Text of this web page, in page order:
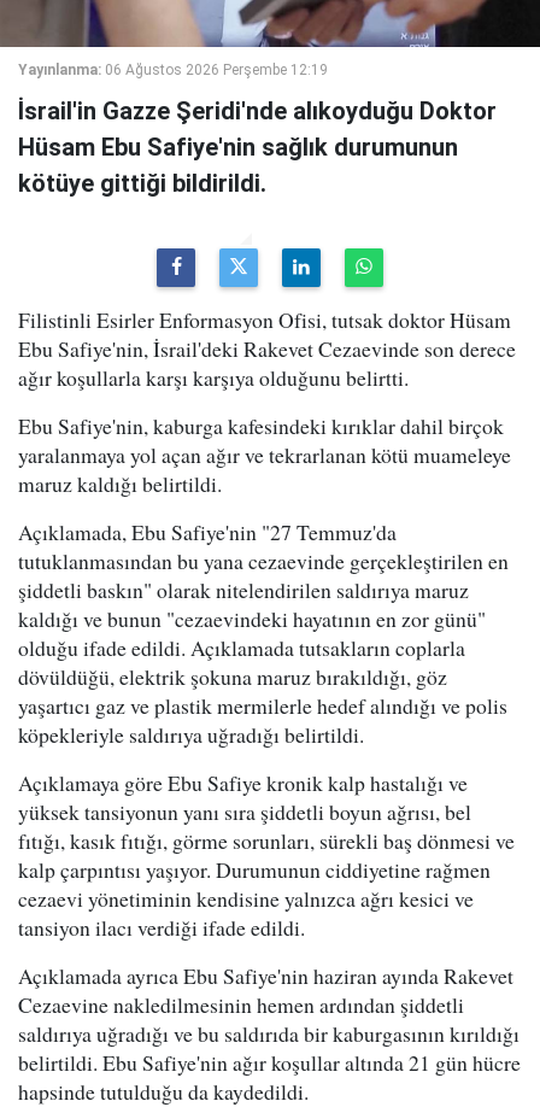
Yayınlanma: 06 Ağustos 2026 Perşembe 12:19
İsrail'in Gazze Şeridi'nde alıkoyduğu Doktor
Hüsam Ebu Safiye'nin sağlık durumunun
kötüye gittiği bildirildi.
Filistinli Esirler Enformasyon Ofisi, tutsak doktor Hüsam
Ebu Safiye'nin, İsrail'deki Rakevet Cezaevinde son derece
ağır koşullarla karşı karşıya olduğunu belirtti.
Ebu Safiye'nin, kaburga kafesindeki kırıklar dahil birçok
yaralanmaya yol açan ağır ve tekrarlanan kötü muameleye
maruz kaldığı belirtildi.
Açıklamada, Ebu Safiye'nin "27 Temmuz'da
tutuklanmasından bu yana cezaevinde gerçekleştirilen en
şiddetli baskın" olarak nitelendirilen saldırıya maruz
kaldığı ve bunun "cezaevindeki hayatının en zor günü"
olduğu ifade edildi. Açıklamada tutsakların coplarla
dövüldüğü, elektrik şokuna maruz bırakıldığı, göz
yaşartıcı gaz ve plastik mermilerle hedef alındığı ve polis
köpekleriyle saldırıya uğradığı belirtildi.
Açıklamaya göre Ebu Safiye kronik kalp hastalığı ve
yüksek tansiyonun yanı sıra şiddetli boyun ağrısı, bel
fıtığı, kasık fıtığı, görme sorunları, sürekli baş dönmesi ve
kalp çarpıntısı yaşıyor. Durumunun ciddiyetine rağmen
cezaevi yönetiminin kendisine yalnızca ağrı kesici ve
tansiyon ilacı verdiği ifade edildi.
Açıklamada ayrıca Ebu Safiye'nin haziran ayında Rakevet
Cezaevine nakledilmesinin hemen ardından şiddetli
saldırıya uğradığı ve bu saldırıda bir kaburgasının kırıldığı
belirtildi. Ebu Safiye'nin ağır koşullar altında 21 gün hücre
hapsinde tutulduğu da kaydedildi.